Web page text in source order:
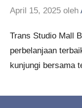
April 15, 2025 oleh
Trans Studio Mall
perbelanjaan
kunjungi bersama